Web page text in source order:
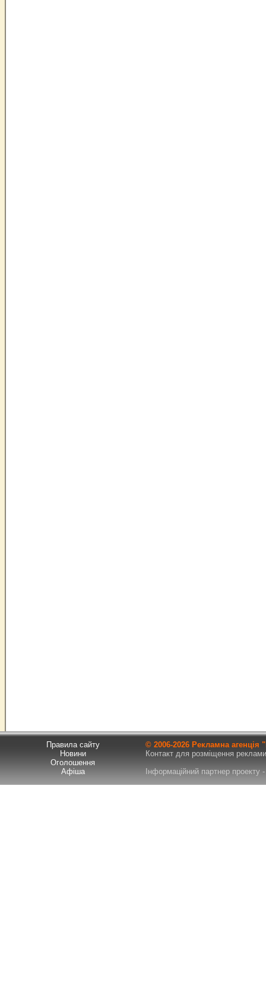
Правила сайту
Новини
Оголошення
Афіша
© 2006-2026 Рекламна
Контакт для розміщення
Інформаційний партнер проекту